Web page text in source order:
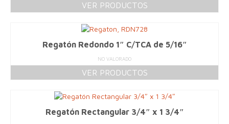
VER PRODUCTOS
Regatón Redondo 1″ C/TCA de 5/16″
NO VALORADO
VER PRODUCTOS
Regatón Rectangular 3/4″ x 1 3/4″